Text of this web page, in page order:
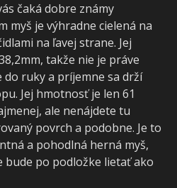
čaká dobre známy
myš je výhradne cielená na
na ľavej strane. Jej
takže nie je práve
do ruky a príjemne sa drží
Jej hmotnosť je len 61
ale nenájdete tu
povrch a podobne. Je to
a pohodlná herná myš,
bude po podložke lietať ako